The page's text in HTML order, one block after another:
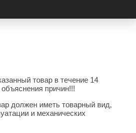
товар в течение 14
причин!!!
должен иметь товарный вид,
и механических